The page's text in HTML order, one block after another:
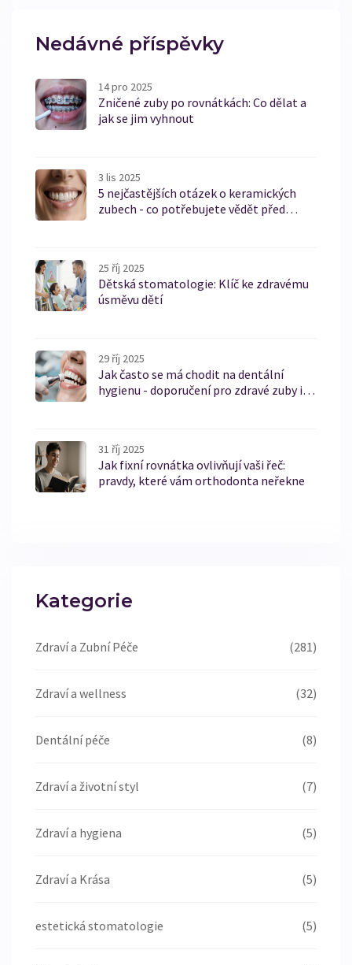
Nedávné příspěvky
14 pro 2025
Zničené zuby po rovnátkách: Co dělat a
jak se jim vyhnout
3 lis 2025
5 nejčastějších otázek o keramických
zubech - co potřebujete vědět před
25 říj 2025
Dětská stomatologie: Klíč ke zdravému
úsměvu dětí
29 říj 2025
Jak často se má chodit na dentální
hygienu - doporučení pro zdravé zuby i
31 říj 2025
Jak fixní rovnátka ovlivňují vaši řeč:
pravdy, které vám orthodonta neřekne
Kategorie
Zdraví a Zubní Péče (281)
Zdraví a wellness (32)
Dentální péče (8)
Zdraví a životní styl (7)
Zdraví a hygiena (5)
Zdraví a Krása (5)
estetická stomatologie (5)